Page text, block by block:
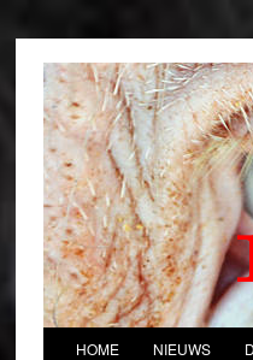
HOME NIEUWS